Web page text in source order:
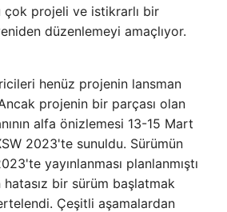
çok projeli ve istikrarlı bir
düzenlemeyi amaçlıyor.
henüz projenin lansman
projenin bir parçası olan
alfa önizlemesi 13-15 Mart
2023'te sunuldu. Sürümün
yayınlanması planlanmıştı
bir sürüm başlatmak
Çeşitli aşamalardan